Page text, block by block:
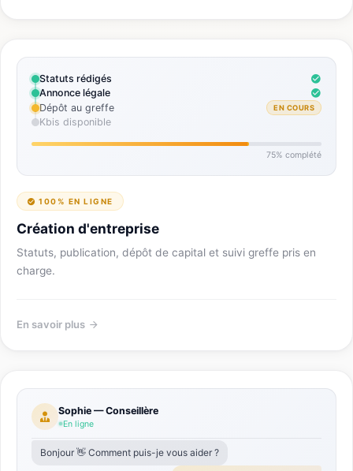
Statuts rédigés
Annonce légale
Dépôt au greffe
EN COURS
Kbis disponible
75% complété
100% EN LIGNE
Création d'entreprise
Statuts, publication, dépôt de capital et suivi greffe pris en
charge.
En savoir plus
Sophie — Conseillère
En ligne
Bonjour 👋 Comment puis-je vous aider ?